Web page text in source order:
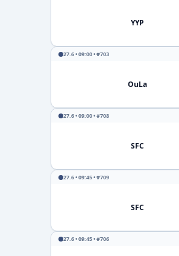
YYP
27.6 • 09:00 • #703
OuLa
27.6 • 09:00 • #708
SFC
27.6 • 09:45 • #709
SFC
27.6 • 09:45 • #706